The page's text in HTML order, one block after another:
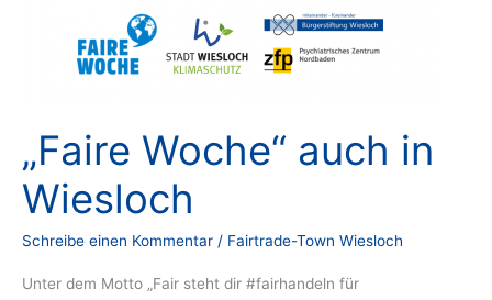
„Faire Woche“ auch in
Wiesloch
Schreibe einen Kommentar / Fairtrade-Town Wiesloch
Unter dem Motto „Fair steht dir #fairhandeln für